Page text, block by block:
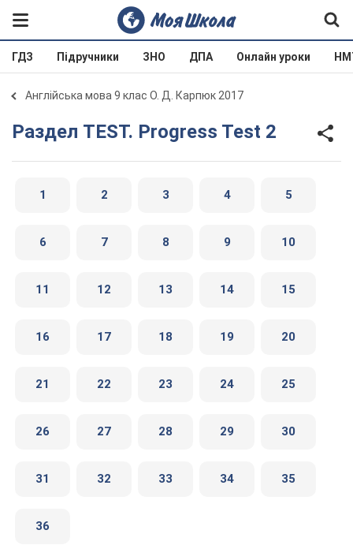
ГДЗ Підручники ЗНО ДПА Онлайн уроки
Англійська мова 9 клас О. Д. Карпюк 2017
Раздел TEST. Progress Test 2
1 2 3 4 5
6 7 8 9 10
11 12 13 14 15
16 17 18 19 20
21 22 23 24 25
26 27 28 29 30
31 32 33 34 35
36